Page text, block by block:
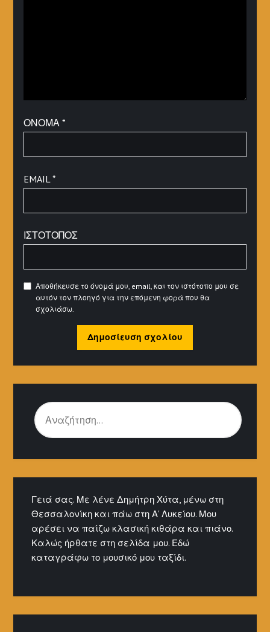
ΌΝΟΜΑ *
EMAIL *
ΙΣΤΌΤΟΠΟΣ
Αποθήκευσε το όνομά μου, email, και τον ιστότοπο μου σε
αυτόν τον πλοηγό για την επόμενη φορά που θα
σχολιάσω.
ΑΝΑΖΉΤΗΣΗ
ΓΙΑ:
Γειά σας. Με λένε Δημήτρη Χύτα, μένω στη
Θεσσαλονίκη και πάω στη Α' Λυκείου. Μου
αρέσει να παίζω κλασική κιθάρα και πιάνο.
Καλώς ήρθατε στη σελίδα μου. Εδώ
καταγράφω το μουσικό μου ταξίδι.